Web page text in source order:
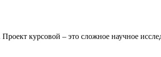
курсовой – это сложное научное